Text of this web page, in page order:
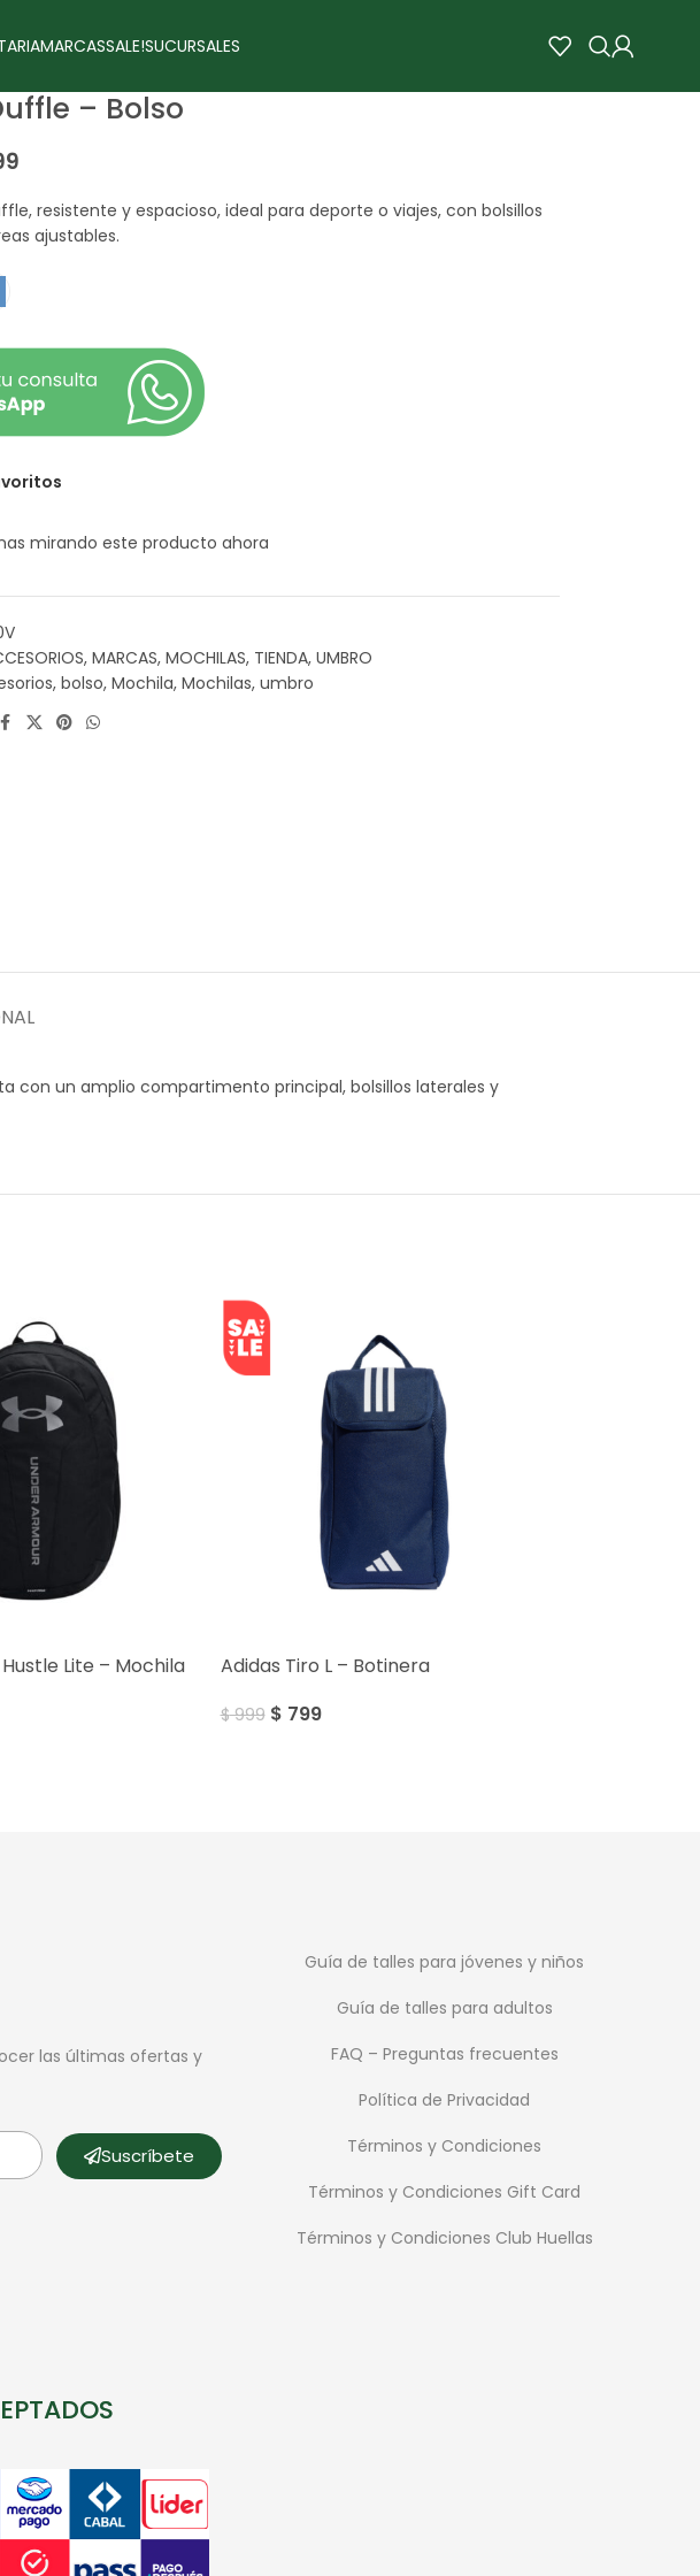
MARCASSALE!SUCURSALES
– Bolso
resistente y espacioso, ideal para deporte o viajes, con bolsillos
ajustables.
mirando este producto ahora
, MARCAS, MOCHILAS, TIENDA, UMBRO
, bolso, Mochila, Mochilas, umbro
con un amplio compartimento principal, bolsillos laterales y
Lite – Mochila Adidas Tiro L – Botinera
$999 $ 799
las últimas ofertas y
Suscríbete
Guía de talles para jóvenes y niños
Guía de talles para adultos
FAQ – Preguntas frecuentes
Política de Privacidad
Términos y Condiciones
Términos y Condiciones Gift Card
Términos y Condiciones Club Huellas